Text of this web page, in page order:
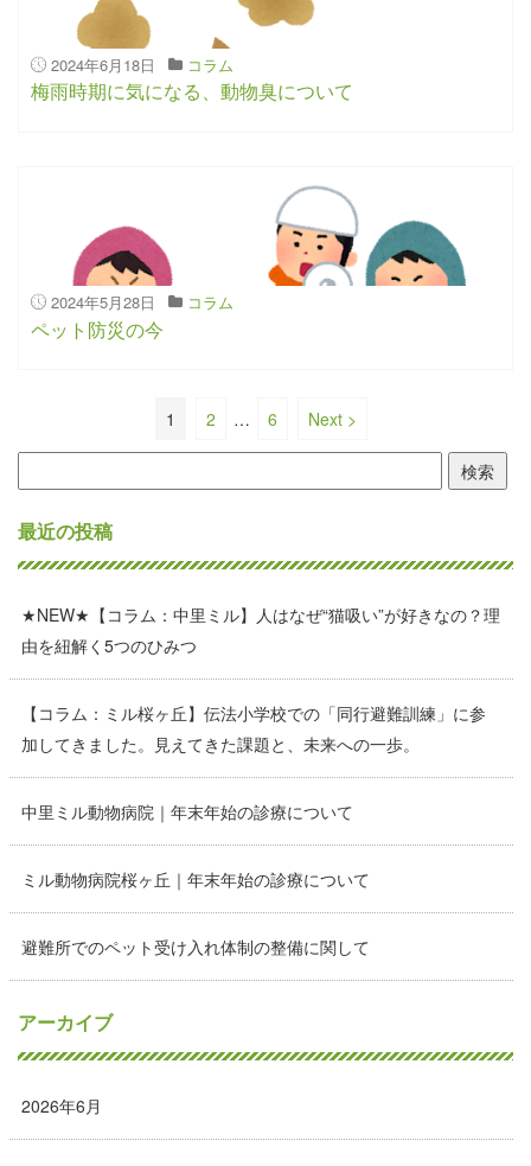
2024年6月18日 コラム
梅雨時期に気になる、動物臭について
2024年5月28日 コラム
ペット防災の今
1 2 … 6
Next >
検
索:
最近の投稿
★NEW★【コラム：中里ミル】人はなぜ“猫吸い”が好きなの？理
由を紐解く5つのひみつ
【コラム：ミル桜ヶ丘】伝法小学校での「同行避難訓練」に参
加してきました。見えてきた課題と、未来への一歩。
中里ミル動物病院｜年末年始の診療について
ミル動物病院桜ヶ丘｜年末年始の診療について
避難所でのペット受け入れ体制の整備に関して
アーカイブ
2026年6月